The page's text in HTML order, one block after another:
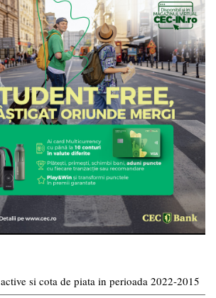
si cota de piata in perioada 2022-2015